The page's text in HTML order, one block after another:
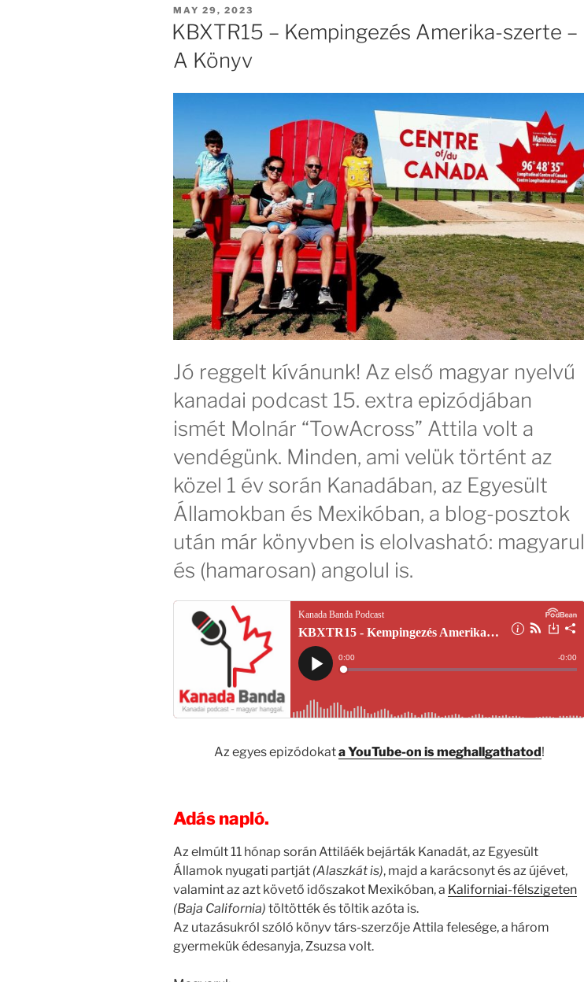
POSTED
ON
MAY 29, 2023
KBXTR15 – Kempingezés Amerika-szerte –
A Könyv
Jó reggelt kívánunk! Az első magyar nyelvű
kanadai podcast 15. extra epizódjában
ismét Molnár “TowAcross” Attila volt a
vendégünk. Minden, ami velük történt az
közel 1 év során Kanadában, az Egyesült
Államokban és Mexikóban, a blog-posztok
után már könyvben is elolvasható: magyarul
és (hamarosan) angolul is.
Az egyes epizódokata YouTube-on is meghallgathatod!
Adás napló.
Az elmúlt 11 hónap során Attiláék bejárták Kanadát, az Egyesült
Államok nyugati partját (Alaszkát is), majd a karácsonyt és az újévet,
valamint az azt követő időszakot Mexikóban, a Kaliforniai-félszigeten
(Baja California) töltötték és töltik azóta is.
Az utazásukról szóló könyv társ-szerzője Attila felesége, a három
gyermekük édesanyja, Zsuzsa volt.